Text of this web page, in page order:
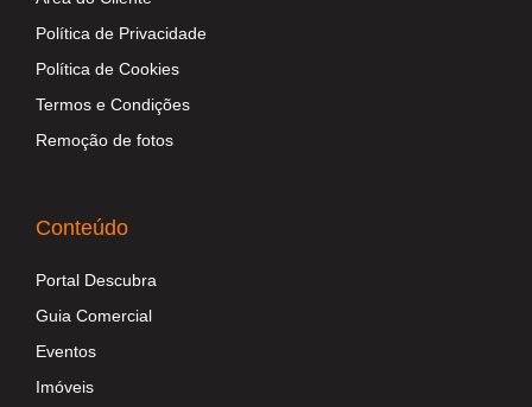
Política de Privacidade
Política de Cookies
Termos e Condições
Remoção de fotos
Conteúdo
Portal Descubra
Guia Comercial
Eventos
Imóveis